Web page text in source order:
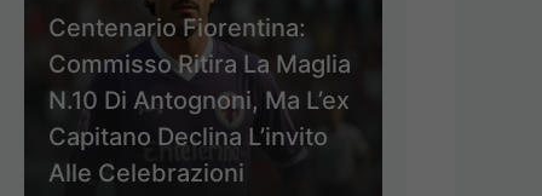
Centenario Fiorentina:
Commisso Ritira La Maglia
N.10 Di Antognoni, Ma L’ex
Capitano Declina L’invito
Alle Celebrazioni